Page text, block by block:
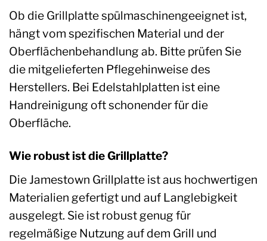
Ob die Grillplatte spülmaschinengeeignet ist,
hängt vom spezifischen Material und der
Oberflächenbehandlung ab. Bitte prüfen Sie
die mitgelieferten Pflegehinweise des
Herstellers. Bei Edelstahlplatten ist eine
Handreinigung oft schonender für die
Oberfläche.
Wie robust ist die Grillplatte?
Die Jamestown Grillplatte ist aus hochwertigen
Materialien gefertigt und auf Langlebigkeit
ausgelegt. Sie ist robust genug für
regelmäßige Nutzung auf dem Grill und